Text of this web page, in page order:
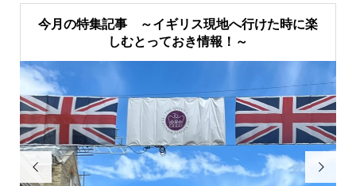
今月の特集記事 ～イギリス現地へ行けた時に楽
しむとっておき情報！～
 